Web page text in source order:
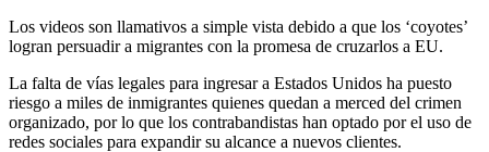
Los videos son llamativos a simple vista debido a que los ‘coyotes’
logran persuadir a migrantes con la promesa de cruzarlos a EU.
La falta de vías legales para ingresar a Estados Unidos ha puesto
riesgo a miles de inmigrantes quienes quedan a merced del crimen
organizado, por lo que los contrabandistas han optado por el uso de
redes sociales para expandir su alcance a nuevos clientes.